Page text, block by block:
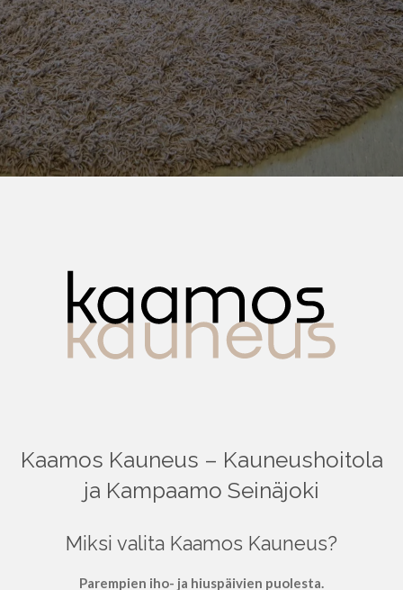
Kaamos Kauneus – Kauneushoitola
ja Kampaamo Seinäjoki
Miksi valita Kaamos Kauneus?
Parempien iho- ja hiuspäivien puolesta.